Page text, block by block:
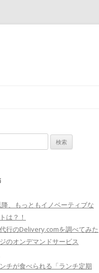
、もっともイノベーティブな
は？！
行のDelivery.comを調べてみた
のオンデマンドサービス
チが食べられる「ランチ定期